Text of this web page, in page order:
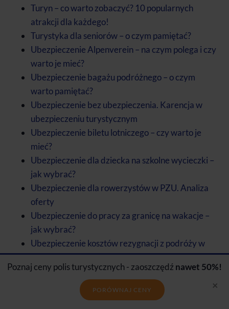
Turyn – co warto zobaczyć? 10 popularnych
atrakcji dla każdego!
Turystyka dla seniorów – o czym pamiętać?
Ubezpieczenie Alpenverein – na czym polega i czy
warto je mieć?
Ubezpieczenie bagażu podróżnego – o czym
warto pamiętać?
Ubezpieczenie bez ubezpieczenia. Karencja w
ubezpieczeniu turystycznym
Ubezpieczenie biletu lotniczego – czy warto je
mieć?
Ubezpieczenie dla dziecka na szkolne wycieczki –
jak wybrać?
Ubezpieczenie dla rowerzystów w PZU. Analiza
oferty
Ubezpieczenie do pracy za granicę na wakacje –
jak wybrać?
Ubezpieczenie kosztów rezygnacji z podróży w
Rainbow Tours
Ubezpieczenie kosztów rezygnacji z podróży w
TUI. Czy warto dokupić?
Ubezpieczenie KR – co warto wiedzieć o kosztach
Poznaj ceny polis turystycznych - zaoszczędź nawet 50%!
PORÓWNAJ CENY ×